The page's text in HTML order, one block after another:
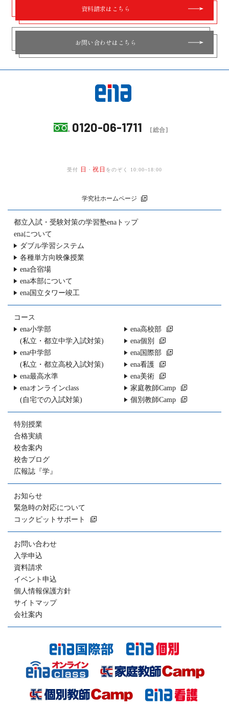
資料請求はこちら
お問い合わせはこちら
0120-06-1711 [総合]
受付 日 ・ 祝日 をのぞく 10:00~18:00
学究社ホームページ
都立入試・受験対策の学習塾enaトップ
enaについて
ダブル学習システム
各種単方向映像授業
ena合宿場
ena本部について
ena国立タワー竣工
コース
ena小学部
(私立・都立中学入試対策)
ena中学部
(私立・都立高校入試対策)
ena最高水準
enaオンラインclass
(自宅での入試対策)
ena高校部
ena個別
ena国際部
ena看護
ena美術
家庭教師Camp
個別教師Camp
特別授業
合格実績
校舎案内
校舎ブログ
広報誌『学』
お知らせ
緊急時の対応について
コックピットサポート
お問い合わせ
入学申込
資料請求
イベント申込
個人情報保護方針
サイトマップ
会社案内